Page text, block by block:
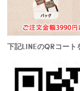
下記LINEのQRコー